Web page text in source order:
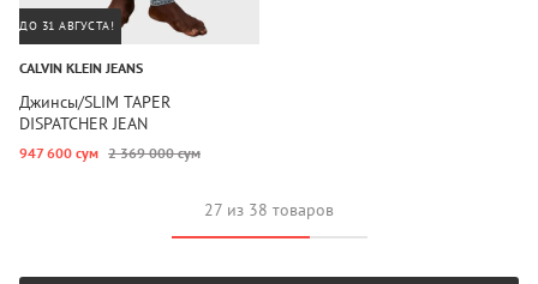
ДО 31 АВГУСТА!
CALVIN KLEIN JEANS
Джинсы/SLIM TAPER
DISPATCHER JEAN
947 600 сум 2 369 000 сум
27 из 38 товаров